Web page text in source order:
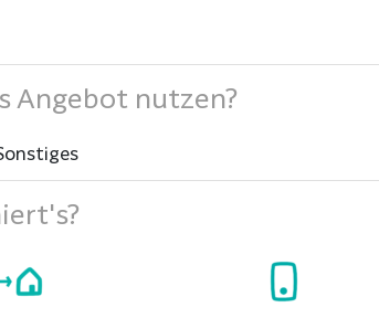
Angebot nutzen?